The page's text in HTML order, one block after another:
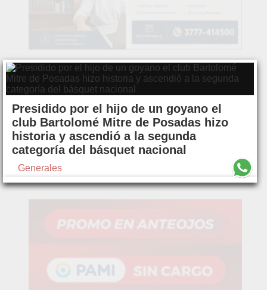
Presidido por el hijo de un goyano el
club Bartolomé Mitre de Posadas hizo
historia y ascendió a la segunda
categoría del básquet nacional
Generales